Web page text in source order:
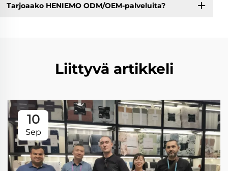
Tarjoaako HENIEMO ODM/OEM-palveluita?
Liittyvä artikkeli
10
Sep